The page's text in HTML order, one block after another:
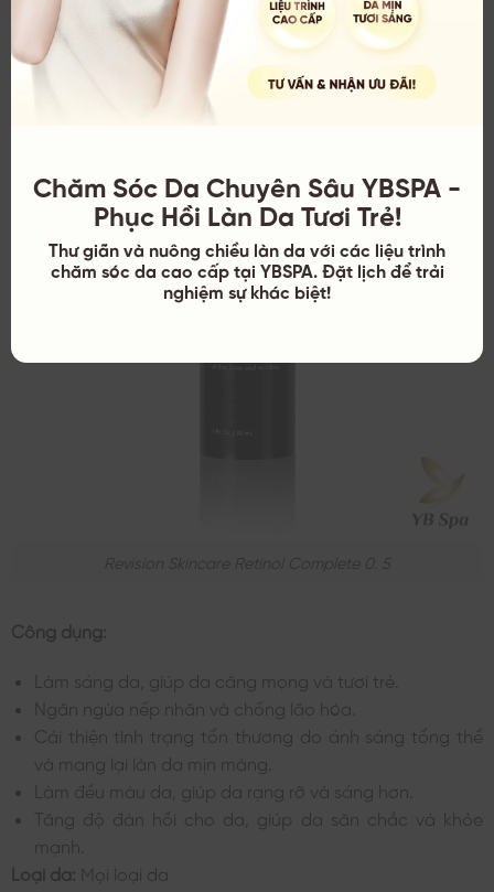
Bakuchiol, chiết xuất rễ cây Ophiopogon japonicus, THD
Ascorbate (Vitamin C), chiết xuất mè.
Revision Skincare Retinol Complete 0. 5
Công dụng:
Làm sáng da, giúp da căng mọng và tươi trẻ.
Ngăn ngừa nếp nhăn và chống lão hóa.
Cải thiện tình trạng tổn thương do ánh sáng tổng thể
và mang lại làn da mịn màng.
Làm đều màu da, giúp da rạng rỡ và sáng hơn.
Tăng độ đàn hồi cho da, giúp da săn chắc và khỏe
mạnh.
Loại da: Mọi loại da
Chăm Sóc Da Chuyên Sâu YBSPA -
Phục Hồi Làn Da Tươi Trẻ!
Thư giãn và nuông chiều làn da với các liệu trình
chăm sóc da cao cấp tại YBSPA. Đặt lịch để trải
nghiệm sự khác biệt!